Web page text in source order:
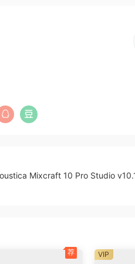
that enable you to easily
essential features from our
tested stability
Studio now runs on the
Instruments, sounds &
Mixcraft 10 Pro Studio
荐 VIP